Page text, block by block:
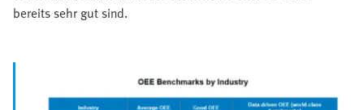
bereits sehr gut sind.